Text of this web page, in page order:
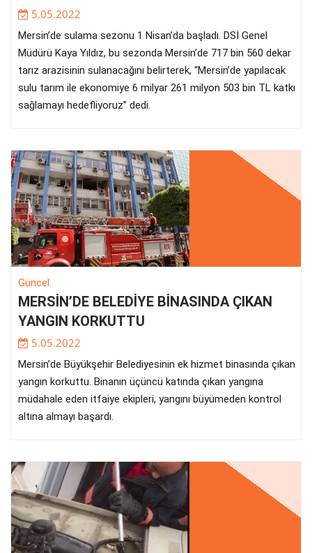
5.05.2022
Mersin’de sulama sezonu 1 Nisan’da başladı. DSİ Genel
Müdürü Kaya Yıldız, bu sezonda Mersin’de 717 bin 560 dekar
tarız arazisinin sulanacağını belirterek, “Mersin’de yapılacak
sulu tarım ile ekonomiye 6 milyar 261 milyon 503 bin TL katkı
sağlamayı hedefliyoruz” dedi.
Güncel
MERSİN’DE BELEDİYE BİNASINDA ÇIKAN
YANGIN KORKUTTU
5.05.2022
Mersin’de Büyükşehir Belediyesinin ek hizmet binasında çıkan
yangın korkuttu. Binanın üçüncü katında çıkan yangına
müdahale eden itfaiye ekipleri, yangını büyümeden kontrol
altına almayı başardı.